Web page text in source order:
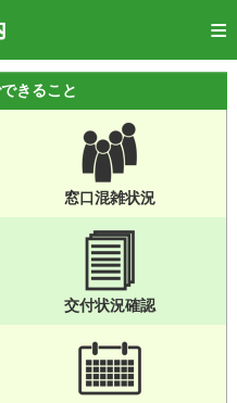
きること
窓口混雑状況
交付状況確認